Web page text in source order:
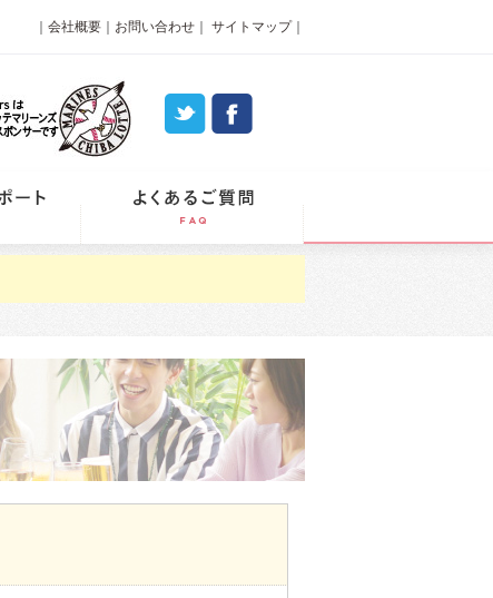
会社概要 お問い合わせ サイトマップ｜